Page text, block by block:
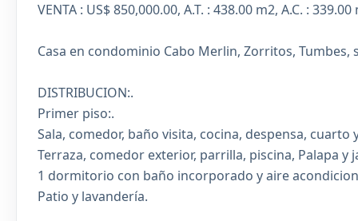
VENTA : US$ 850,000.00, A.T. : 438.00 m2, A.C. :
Casa en condominio Cabo Merlin, Zorritos,
DISTRIBUCION:.
Primer piso:.
Sala, comedor, baño visita, cocina, despensa, cuarto
Terraza, comedor exterior, parrilla, piscina, Palapa y
1 dormitorio con baño incorporado y aire
Patio y lavandería.